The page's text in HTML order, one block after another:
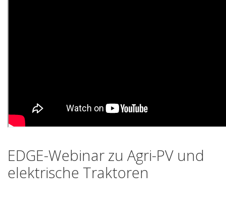
EDGE-Webinar zu Agri-PV und
elektrische Traktoren